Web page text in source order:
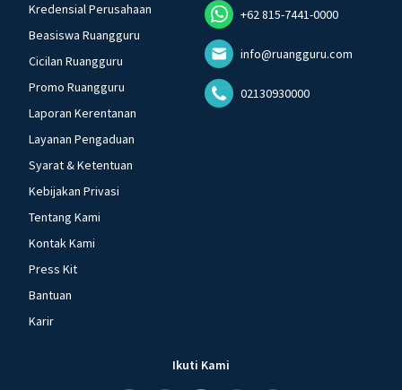
Kredensial Perusahaan
Beasiswa Ruangguru
Cicilan Ruangguru
Promo Ruangguru
Laporan Kerentanan
Layanan Pengaduan
Syarat & Ketentuan
Kebijakan Privasi
Tentang Kami
Kontak Kami
Press Kit
Bantuan
Karir
+62 815-7441-0000
info@ruangguru.com
02130930000
Ikuti Kami